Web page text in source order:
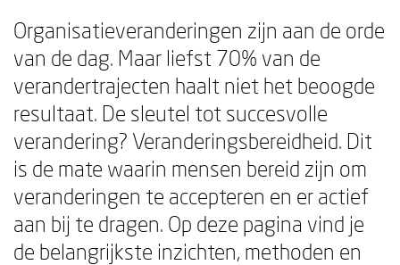
Organisatieveranderingen zijn aan de orde
van de dag. Maar liefst 70% van de
verandertrajecten haalt niet het beoogde
resultaat. De sleutel tot succesvolle
verandering? Veranderingsbereidheid. Dit
is de mate waarin mensen bereid zijn om
veranderingen te accepteren en er actief
aan bij te dragen. Op deze pagina vind je
de belangrijkste inzichten, methoden en